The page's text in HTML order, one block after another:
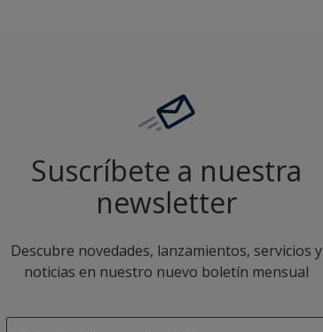
Suscríbete a nuestra
newsletter
Descubre novedades, lanzamientos, servicios y
noticias en nuestro nuevo boletín mensual